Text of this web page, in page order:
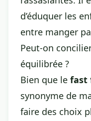
d’éduquer les
entre manger
Peut-on
équilibrée ?
Bien que le fast
synonyme de
faire des choix